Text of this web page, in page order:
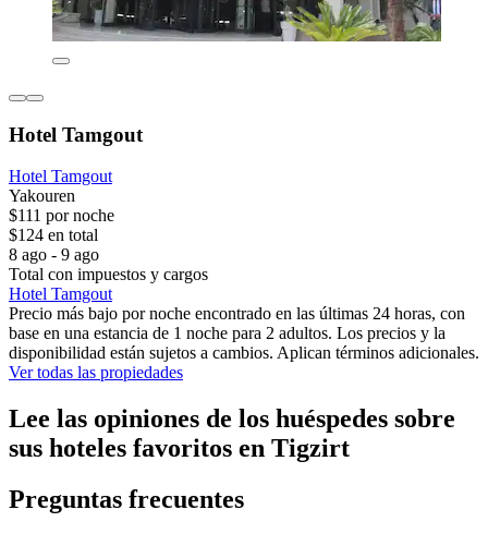
Hotel Tamgout
Hotel Tamgout
Yakouren
$111 por noche
$124 en total
8 ago - 9 ago
Total con impuestos y cargos
Hotel Tamgout
Precio más bajo por noche encontrado en las últimas 24 horas, con
base en una estancia de 1 noche para 2 adultos. Los precios y la
disponibilidad están sujetos a cambios. Aplican términos adicionales.
Ver todas las propiedades
Lee las opiniones de los huéspedes sobre
sus hoteles favoritos en Tigzirt
Preguntas frecuentes